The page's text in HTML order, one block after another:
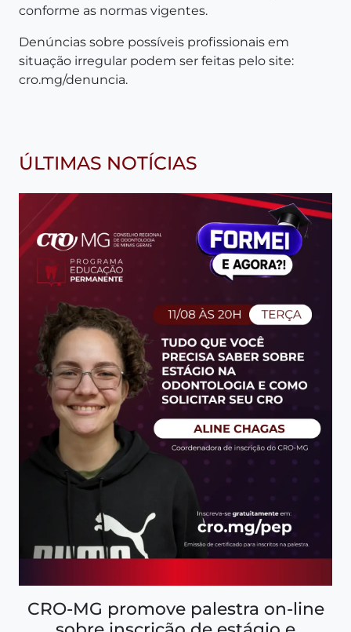
conforme as normas vigentes.
Denúncias sobre possíveis profissionais em
situação irregular podem ser feitas pelo site:
cro.mg/denuncia.
ÚLTIMAS NOTÍCIAS
CRO-MG promove palestra on-line